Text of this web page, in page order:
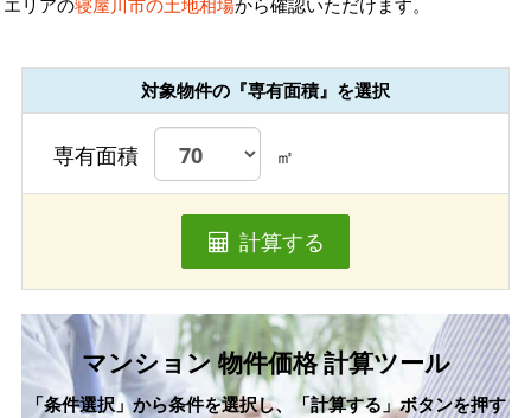
エリアの寝屋川市の土地相場から確認いただけます。
対象物件の『専有面積』を選択
専有面積 ㎡
計算する
マンション 物件価格 計算ツール
「条件選択」から条件を選択し、「計算する」ボタンを押す